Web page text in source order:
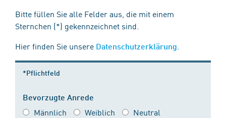
Bitte füllen Sie alle Felder aus, die mit einem
Sternchen (*) gekennzeichnet sind.
Hier finden Sie unsere Datenschutzerklärung
*Pflichtfeld
Bevorzugte Anrede
Männlich Weiblich Neutral